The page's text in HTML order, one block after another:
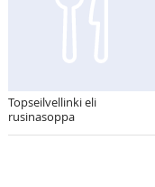
Topseilvellinki eli
rusinasoppa